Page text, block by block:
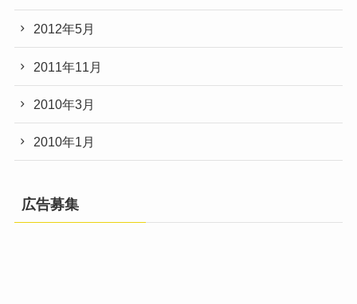
2012年5月
2011年11月
2010年3月
2010年1月
広告募集